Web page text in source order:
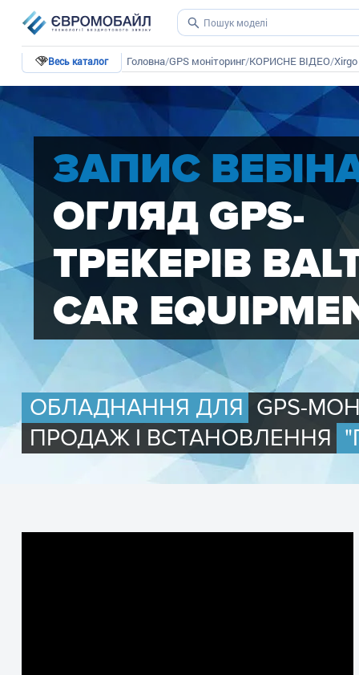
Весь каталог Головна/GPS моніторинг/КОРИСНЕ ВІДЕО/
ЗАПИС
ОГЛЯД GPS-
ТРЕКЕРІВ
CAR
ОБЛАДНАННЯ ДЛЯ GPS-
ПРОДАЖ І ВСТАНОВЛЕННЯ